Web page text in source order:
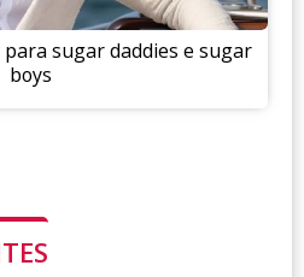
sugar daddies e sugar
boys